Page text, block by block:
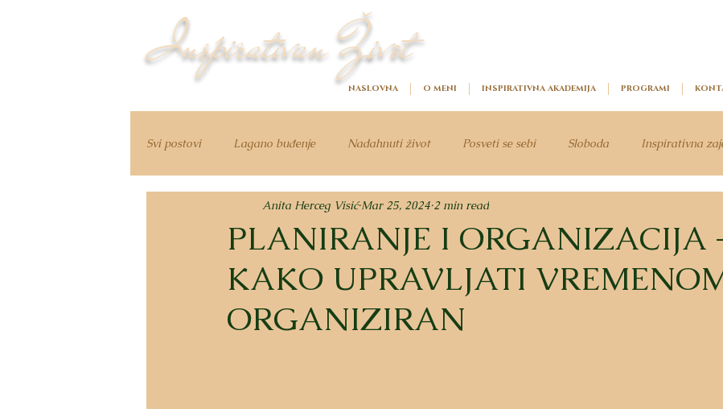
Inspirativan Život
NASLOVNA O MENI INSPIRATIVNA AKADEMIJA PROGRAMI
Svi postovi Lagano buđenje Nadahnuti život Posveti se sebi Sloboda Inspirativna
PLANIRANJE I ORGANIZACIJA
KAKO UPRAVLJATI
ORGANIZIRAN
Anita Herceg Visić Mar 25, 2024 2 min read